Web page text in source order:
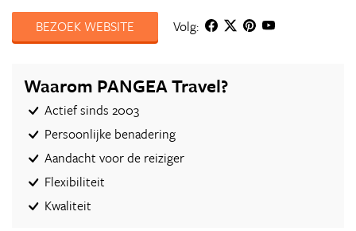
BEZOEK WEBSITE
Volg:
Waarom PANGEA Travel?
Actief sinds 2003
Persoonlijke benadering
Aandacht voor de reiziger
Flexibiliteit
Kwaliteit